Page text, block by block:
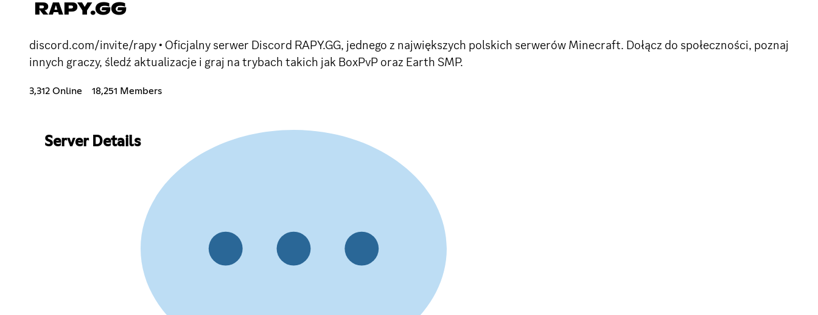
RAPY.GG
discord.com/invite/rapy • Oficjalny serwer Discord RAPY.GG, jednego z największych polskich serwerów Minecraft. Dołącz do społeczności, poznaj
innych graczy, śledź aktualizacje i graj na trybach takich jak BoxPvP oraz Earth SMP.
3,312 Online 18,251 Members
Server Details